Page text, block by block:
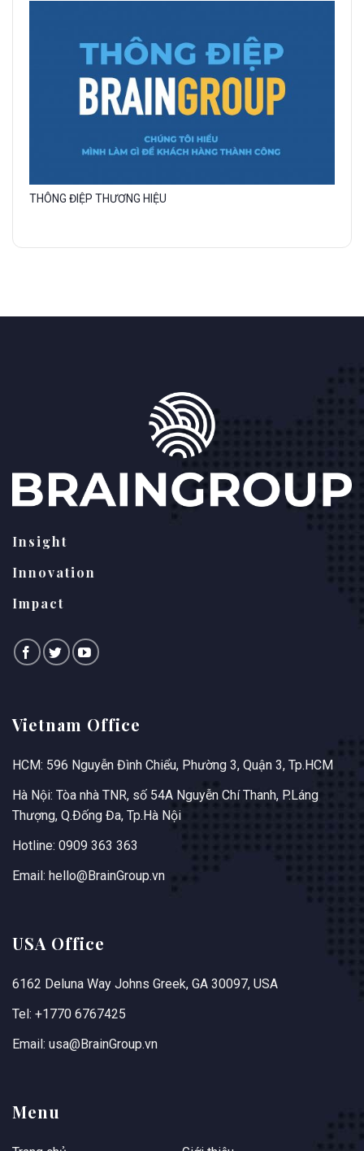
with
THÔNG ĐIỆP THƯƠNG HIỆU
Insight
Innovation
Impact
Vietnam Office
HCM: 596 Nguyễn Đình Chiểu, Phường 3, Quận 3, Tp.HCM
Hà Nội: Tòa nhà TNR, số 54A Nguyễn Chí Thanh, P.Láng
Thượng, Q.Đống Đa, Tp.Hà Nội
Hotline: 0909 363 363
Email: hello@BrainGroup.vn
USA Office
6162 Deluna Way Johns Greek, GA 30097, USA
Tel: +1770 6767425
Email: usa@BrainGroup.vn
Menu